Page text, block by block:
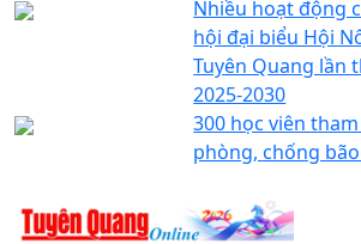
Nhiều hoạt động
hội đại biểu Hội
Tuyên Quang lần
2025-2030
300 học viên
phòng, chống